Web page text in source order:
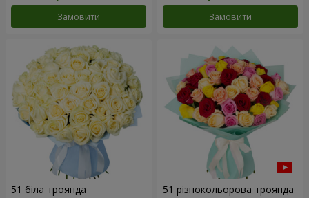
Замовити Замовити
51 біла троянда 51 різнокольорова троянда